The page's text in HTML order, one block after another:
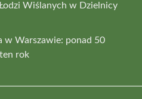
Wiślanych w Dzielnicy
Warszawie: ponad 50
rok